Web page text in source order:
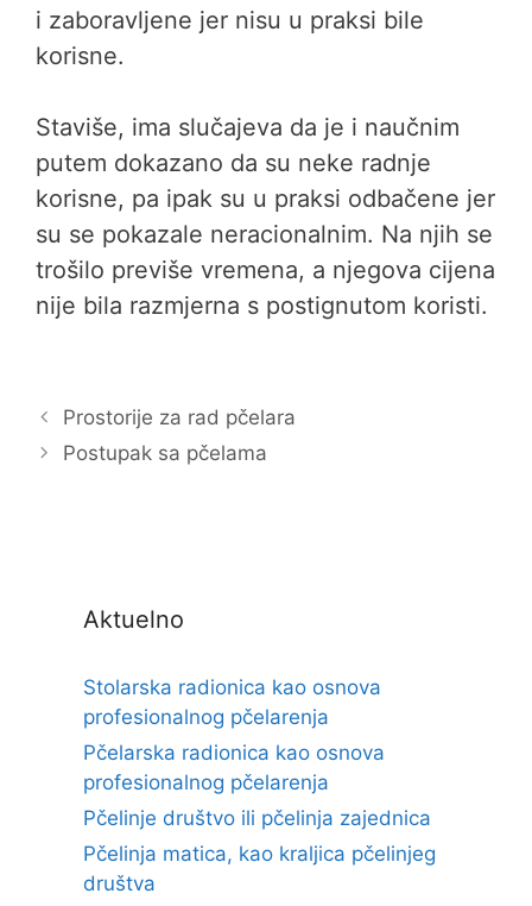
i zaboravljene jer nisu u praksi bile
korisne.
Staviše, ima slučajeva da je i naučnim
putem dokazano da su neke radnje
korisne, pa ipak su u praksi odbačene jer
su se pokazale neracionalnim. Na njih se
trošilo previše vremena, a njegova cijena
nije bila razmjerna s postignutom koristi.
Prostorije za rad pčelara
Postupak sa pčelama
Aktuelno
Stolarska radionica kao osnova
profesionalnog pčelarenja
Pčelarska radionica kao osnova
profesionalnog pčelarenja
Pčelinje društvo ili pčelinja zajednica
Pčelinja matica, kao kraljica pčelinjeg
društva